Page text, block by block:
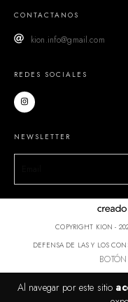
Al navegar por este sitio
CONTACTANOS
kion.info@gmail.com
REDES SOCIALES
NEWSLETTER
COPYRIGHT KION -
DEFENSA DE LAS Y LOS